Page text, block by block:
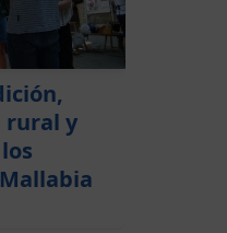
rural y